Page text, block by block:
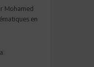
Mohamed
en